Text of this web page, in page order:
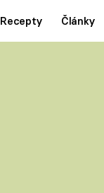
Recepty Články